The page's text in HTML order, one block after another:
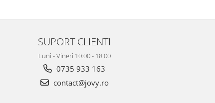
SUPORT CLIENTI
Luni - Vineri 10:00 - 18:00
0735 933 163
contact@jovy.ro